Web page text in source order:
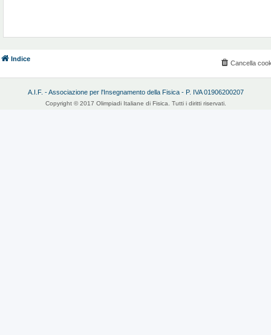
Indice
Cancella
A.I.F. - Associazione per l'Insegnamento della Fisica - P. IVA 01906200207
Copyright © 2017 Olimpiadi Italiane di Fisica. Tutti i diritti riservati.